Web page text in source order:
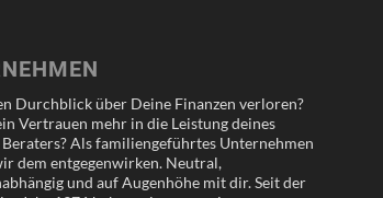
Durchblick über Deine Finanzen verloren?
Vertrauen mehr in die Leistung deines
Als familiengeführtes Unternehmen
dem entgegenwirken. Neutral,
und auf Augenhöhe mit dir. Seit der